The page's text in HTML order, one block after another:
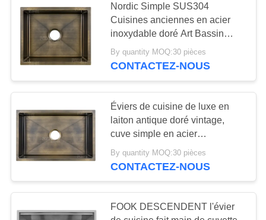
DEMANDEZ
UNE
CITATION
PLAN
DU
SITE
PRIVACY
POLICY
Évier de cuisine
avec l'égouttoir
26
Évier de poste de
travail de cuisine
Nordic Simple SUS304
Cuisines anciennes en acier
inoxydable doré Art Bassin
Cuisines de salle de bain
modernes rectangulaires Evier
Evier
By quantity MOQ:30 pièces
CONTACTEZ-NOUS
Éviers de cuisine de luxe en
laiton antique doré vintage,
cuve simple en acier
inoxydable 304, finition PVD,
lavabo sous plan pour ferme
By quantity MOQ:30 pièces
CONTACTEZ-NOUS
FOOK DESCENDENT l'évier